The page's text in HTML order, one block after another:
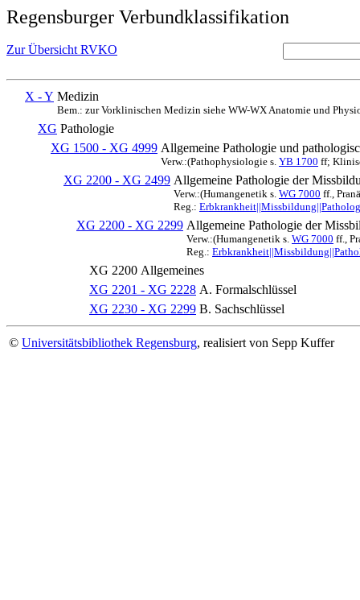
Regensburger Verbundklassifikation
Zur Übersicht RVKO
X - Y Medizin
Bem.: zur Vorklinischen Medizin siehe WW-WX Anatomie und
XG Pathologie
XG 1500 - XG 4999 Allgemeine Pathologie und
Verw.:(Pathophysiologie s. YB 1700 ff;
XG 2200 - XG 2499 Allgemeine Pathologie der
Verw.:(Humangenetik s. WG 7000 ff.,
Reg.:
XG 2200 - XG 2299 Allgemeine Pathologie der
Verw.:(Humangenetik s. WG 7000 ff.,
Reg.:
XG 2200 Allgemeines
XG 2201 - XG 2228 A. Formalschlüssel
XG 2230 - XG 2299 B. Sachschlüssel
© Universitätsbibliothek Regensburg, realisiert von Sepp Kuffer